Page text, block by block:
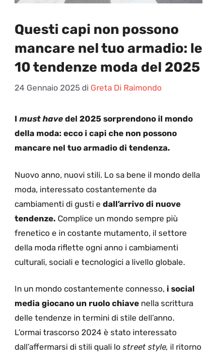
Questi capi non possono
mancare nel tuo armadio: le
10 tendenze moda del 2025
24 Gennaio 2025 di Greta Di Raimondo
I must have del 2025 sorprendono il mondo
della moda: ecco i capi che non possono
mancare nel tuo armadio di tendenza.
Nuovo anno, nuovi stili. Lo sa bene il mondo della
moda, interessato costantemente da
cambiamenti di gusti e dall’arrivo di nuove
tendenze. Complice un mondo sempre più
frenetico e in costante mutamento, il settore
della moda riflette ogni anno i cambiamenti
culturali, sociali e tecnologici a livello globale.
In un mondo costantemente connesso, i social
media giocano un ruolo chiave nella scrittura
delle tendenze in termini di stile dell’anno.
L’ormai trascorso 2024 è stato interessato
dall’affermarsi di stili quali lo street style, il ritorno